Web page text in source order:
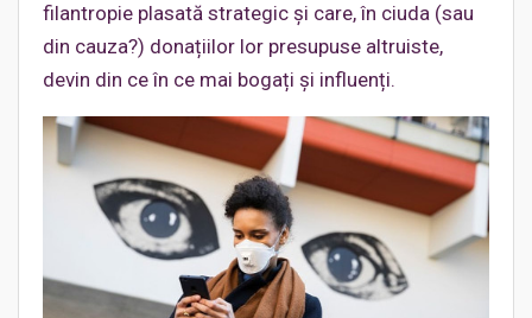
filantropie plasată strategic și care, în ciuda (sau
din cauza?) donațiilor lor presupuse altruiste,
devin din ce în ce mai bogați și influenți.